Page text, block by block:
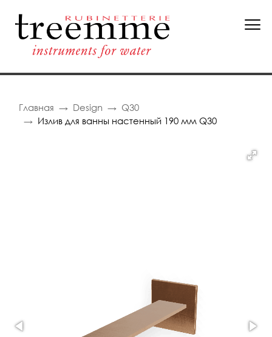
Главная Design
Q30
Излив для ванны настенный 190 мм Q30